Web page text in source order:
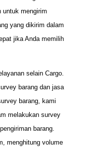
untuk mengirim
yang dikirim dalam
jika Anda memilih
selain Cargo.
barang dan jasa
barang, kami
melakukan survey
barang.
menghitung volume